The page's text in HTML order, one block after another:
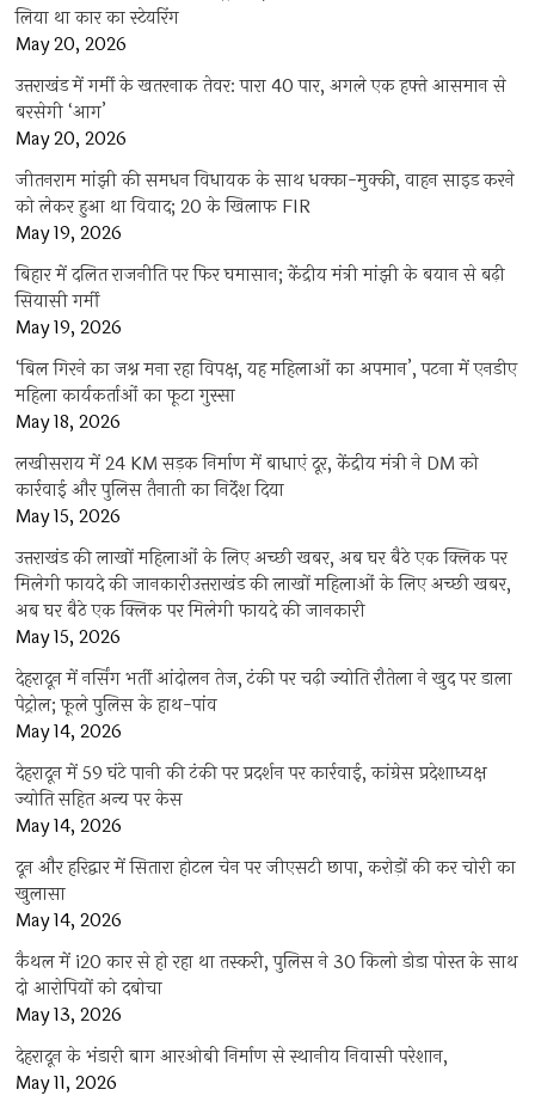
लिया था कार का स्टेयरिंग
May 20, 2026
उत्तराखंड में गर्मी के खतरनाक तेवर: पारा 40 पार, अगले एक हफ्ते आसमान से
बरसेगी ‘आग’
May 20, 2026
जीतनराम मांझी की समधन विधायक के साथ धक्का-मुक्की, वाहन साइड करने
को लेकर हुआ था विवाद; 20 के खिलाफ FIR
May 19, 2026
बिहार में दलित राजनीति पर फिर घमासान; केंद्रीय मंत्री मांझी के बयान से बढ़ी
सियासी गर्मी
May 19, 2026
‘बिल गिरने का जश्न मना रहा विपक्ष, यह महिलाओं का अपमान’, पटना में एनडीए
महिला कार्यकर्ताओं का फूटा गुस्सा
May 18, 2026
लखीसराय में 24 KM सड़क निर्माण में बाधाएं दूर, केंद्रीय मंत्री ने DM को
कार्रवाई और पुलिस तैनाती का निर्देश दिया
May 15, 2026
उत्तराखंड की लाखों महिलाओं के लिए अच्छी खबर, अब घर बैठे एक क्लिक पर
मिलेगी फायदे की जानकारीउत्तराखंड की लाखों महिलाओं के लिए अच्छी खबर,
अब घर बैठे एक क्लिक पर मिलेगी फायदे की जानकारी
May 15, 2026
देहरादून में नर्सिंग भर्ती आंदोलन तेज, टंकी पर चढ़ी ज्योति रौतेला ने खुद पर डाला
पेट्रोल; फूले पुलिस के हाथ-पांव
May 14, 2026
देहरादून में 59 घंटे पानी की टंकी पर प्रदर्शन पर कार्रवाई, कांग्रेस प्रदेशाध्यक्ष
ज्योति सहित अन्य पर केस
May 14, 2026
दून और हरिद्वार में सितारा होटल चेन पर जीएसटी छापा, करोड़ों की कर चोरी का
खुलासा
May 14, 2026
कैथल में i20 कार से हो रहा था तस्करी, पुलिस ने 30 किलो डोडा पोस्त के साथ
दो आरोपियों को दबोचा
May 13, 2026
देहरादून के भंडारी बाग आरओबी निर्माण से स्थानीय निवासी परेशान,
May 11, 2026